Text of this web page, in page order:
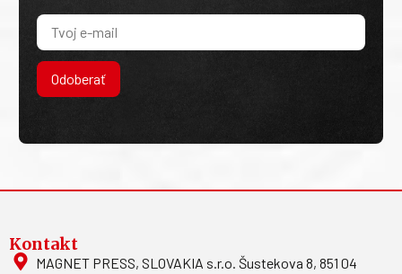
Odoberať
Kontakt
MAGNET PRESS, SLOVAKIA s.r.o. Šustekova 8, 851 04